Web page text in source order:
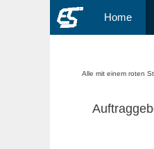
Home
Alle mit einem roten